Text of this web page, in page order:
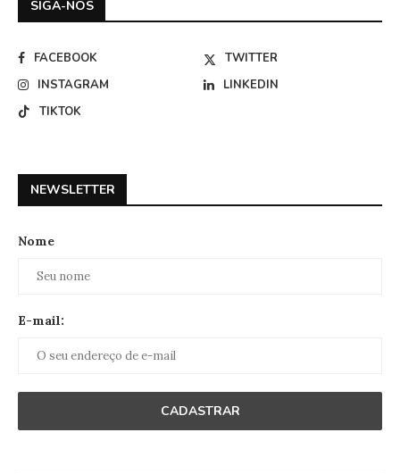
SIGA-NOS
FACEBOOK
TWITTER
INSTAGRAM
LINKEDIN
TIKTOK
NEWSLETTER
Nome
E-mail: